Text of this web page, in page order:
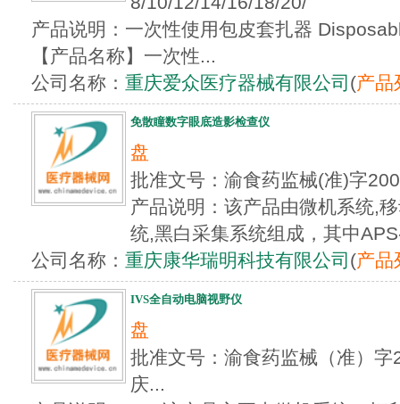
产品说明：一次性使用包皮套扎器
【产品名称】一次性...
公司名称： 重庆爱众医疗器械有限公司 (产品
免散瞳数字眼底造影检查仪
盘
批准文号：渝食药监械(准)
产品说明：该产品由微机系统,
统,黑白采集系统组成，其中
公司名称： 重庆康华瑞明科技有限公司 (产品
IVS全自动电脑视野仪
盘
批准文号：渝食药监械（准）
庆...